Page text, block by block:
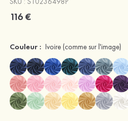
116 €
Couleur : Ivoire (comme sur l'image)